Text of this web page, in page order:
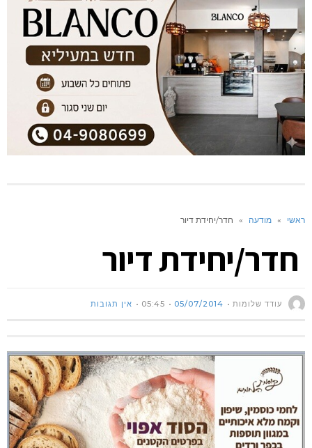
ראשי » מודעה » חדר/יחידת דיור
חדר/יחידת דיור
עודד שלומות 05/07/2014
05:45 אין תגובות